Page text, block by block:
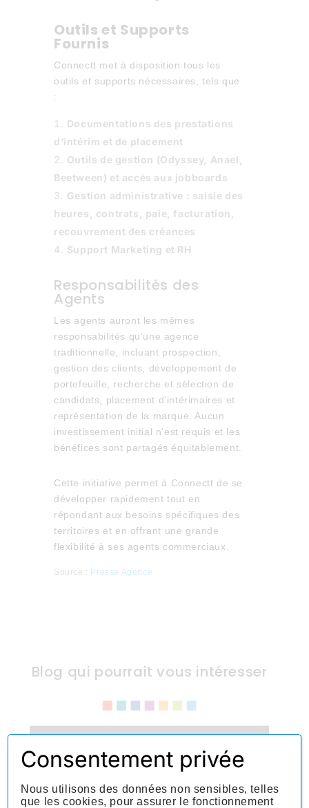
Outils et Supports
Fournis
Connectt met à disposition tous les
outils et supports nécessaires, tels que
:
Documentations des prestations
d’intérim et de placement
Outils de gestion (Odyssey, Anael,
Beetween) et accès aux jobboards
Gestion administrative : saisie des
heures, contrats, paie, facturation,
recouvrement des créances
Support Marketing et RH
Responsabilités des
Agents
Les agents auront les mêmes
responsabilités qu’une agence
traditionnelle, incluant prospection,
gestion des clients, développement de
portefeuille, recherche et sélection de
candidats, placement d’intérimaires et
représentation de la marque. Aucun
investissement initial n’est requis et les
bénéfices sont partagés équitablement.
Cette initiative permet à Connectt de se
développer rapidement tout en
répondant aux besoins spécifiques des
territoires et en offrant une grande
flexibilité à ses agents commerciaux.
Source : Presse Agence
Blog qui pourrait vous intéresser
Baisse de l’emploi en
Intérim en 2024 – 2025 :
quelles causes et
Consentement privée
Nous utilisons des données non sensibles, telles
que les cookies, pour assurer le fonctionnement